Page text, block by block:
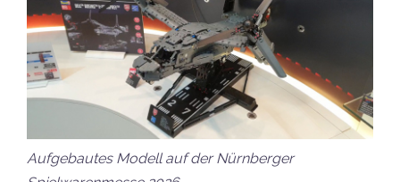
Aufgebautes Modell auf der Nürnberger